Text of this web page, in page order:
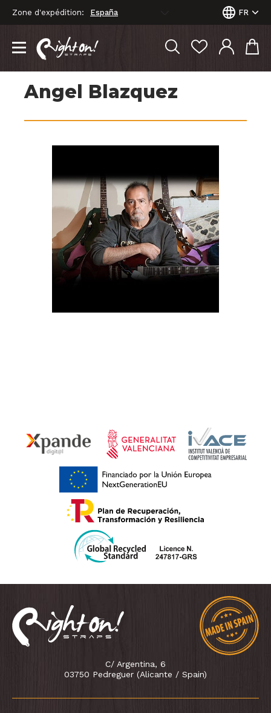
Zone d'expédition: FR
Angel Blazquez
C/ Argentina, 6
03750 Pedreguer (Alicante / Spain)